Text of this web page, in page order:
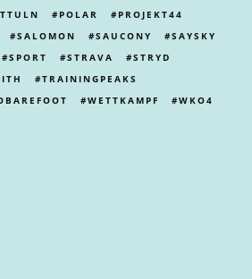
POLAR
PROJEKT44
SALOMON SAUCONY
SAYSKY
SPORT STRAVA
STRYD
TRAININGPEAKS
WETTKAMPF
WKO4